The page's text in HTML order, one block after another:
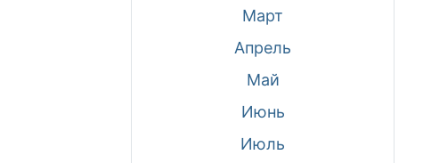
Март
Апрель
Май
Июнь
Июль